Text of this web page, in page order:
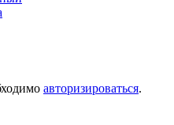
авторизироваться.